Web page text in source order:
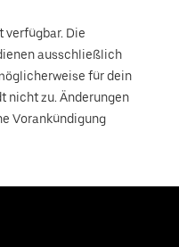
verfügbar. Die
ausschließlich
für dein
nicht zu. Änderungen
Vorankündigung